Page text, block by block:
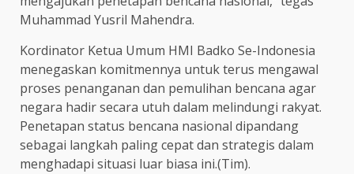
Muhammad Yusril Mahendra.
Kordinator Ketua Umum HMI Badko Se-Indonesia
menegaskan komitmennya untuk terus mengawal
proses penanganan dan pemulihan bencana agar
negara hadir secara utuh dalam melindungi rakyat.
Penetapan status bencana nasional dipandang
sebagai langkah paling cepat dan strategis dalam
menghadapi situasi luar biasa ini.(Tim).